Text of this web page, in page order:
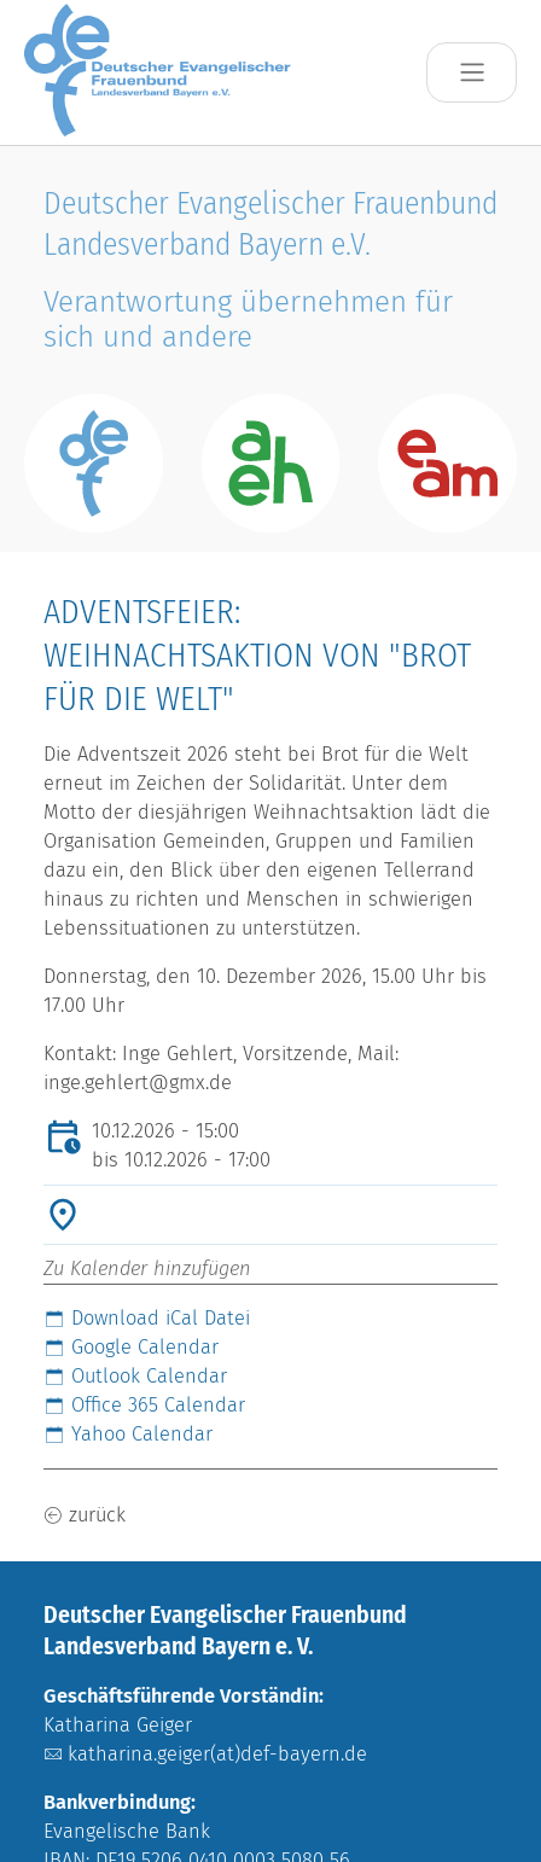
Skip to main content
Deutscher Evangelischer Frauenbund
Landesverband Bayern e.V.
Verantwortung übernehmen für
sich und andere
ADVENTSFEIER:
WEIHNACHTSAKTION VON "BROT
FÜR DIE WELT"
Die Adventszeit 2026 steht bei Brot für die Welt
erneut im Zeichen der Solidarität. Unter dem
Motto der diesjährigen Weihnachtsaktion lädt die
Organisation Gemeinden, Gruppen und Familien
dazu ein, den Blick über den eigenen Tellerrand
hinaus zu richten und Menschen in schwierigen
Lebenssituationen zu unterstützen.
Donnerstag, den 10. Dezember 2026, 15.00 Uhr bis
17.00 Uhr
Kontakt: Inge Gehlert, Vorsitzende, Mail:
inge.gehlert@gmx.de
10.12.2026 - 15:00
bis 10.12.2026 - 17:00
Zu Kalender hinzufügen
Download iCal Datei
Google Calendar
Outlook Calendar
Office 365 Calendar
Yahoo Calendar
zurück
Deutscher Evangelischer Frauenbund
Landesverband Bayern e. V.
Geschäftsführende Vorständin:
Katharina Geiger
katharina.geiger(at)def-bayern.de
Bankverbindung:
Evangelische Bank